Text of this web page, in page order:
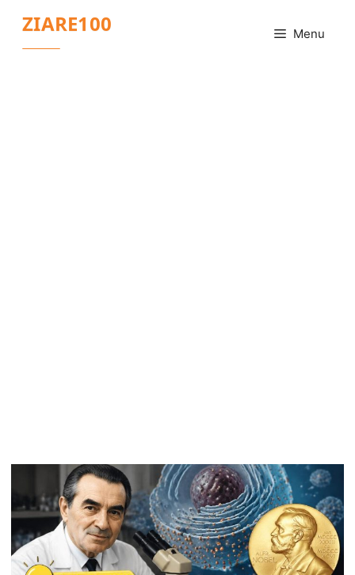
conținut
ZIARE100 Menu